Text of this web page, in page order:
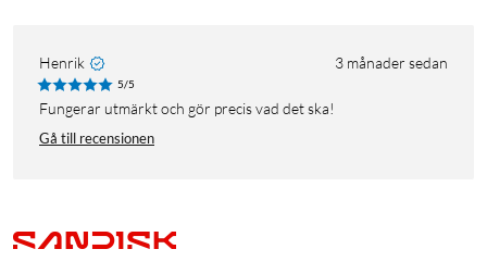
Henrik 3 månader sedan
5/5
Fungerar utmärkt och gör precis vad det ska!
Gå till recensionen